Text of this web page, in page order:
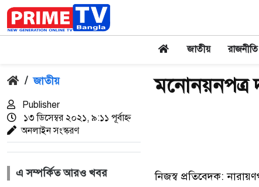
জাতীয় রাজনীতি
/ জাতীয়
Publisher
১৩ ডিসেম্বর ২০২১, ৯:১১ পূর্বাহ্ন
অনলাইন সংস্করণ
এ সম্পর্কিত আরও খবর
নিজস্ব প্রতিবেদক: